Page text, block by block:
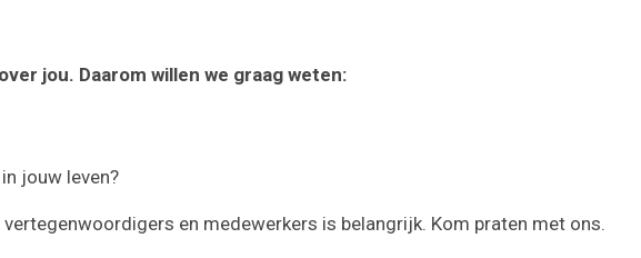
jou. Daarom willen we graag weten:
jouw leven?
en medewerkers is belangrijk. Kom praten met ons.